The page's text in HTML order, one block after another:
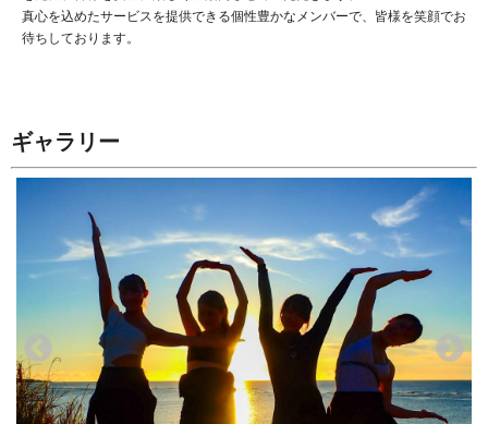
真心を込めたサービスを提供できる個性豊かなメンバーで、皆様を笑顔でお
待ちしております。
ギャラリー